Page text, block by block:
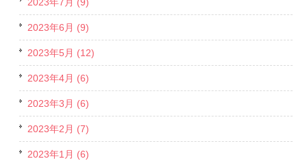
2023年7月 (9)
2023年6月 (9)
2023年5月 (12)
2023年4月 (6)
2023年3月 (6)
2023年2月 (7)
2023年1月 (6)